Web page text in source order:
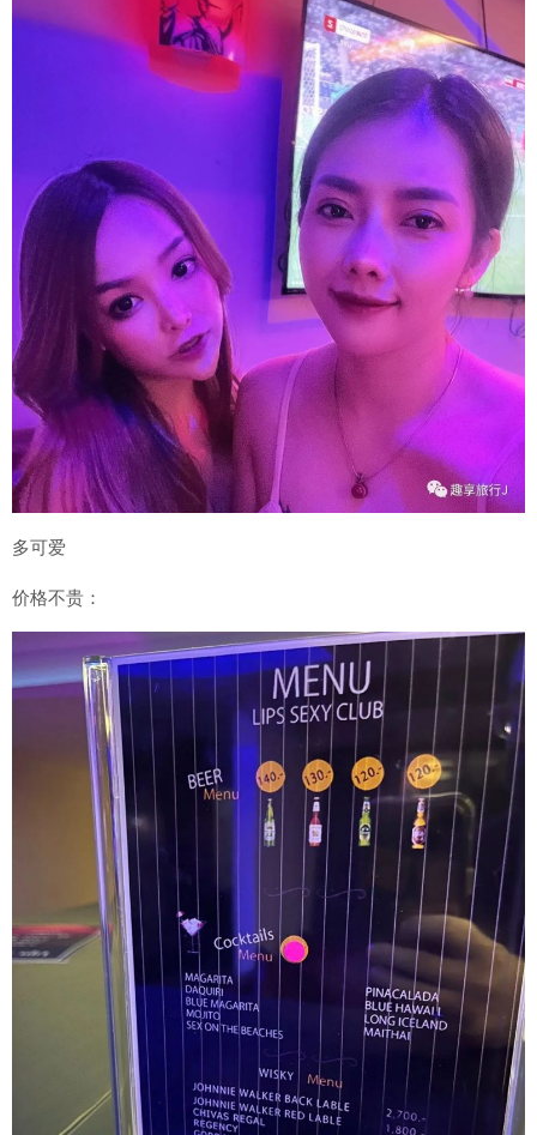
多可爱
价格不贵：